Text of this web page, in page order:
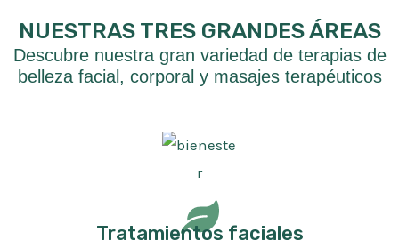
NUESTRAS TRES GRANDES ÁREAS
Descubre nuestra gran variedad de terapias de
belleza facial, corporal y masajes terapéuticos
Tratamientos faciales